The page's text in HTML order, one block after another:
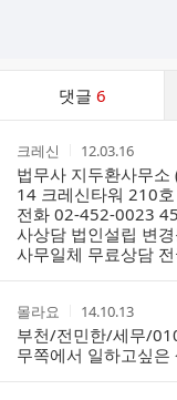
댓글 6
작
성
자
크레신
작
성
시
간
12.03.16
법무사 지두환사무
14 크레신타워 210
전화 02-452-0023
사상담 법인설립 변
사무일체 무료상담
작
성
자
몰라요
작
성
시
간
14.10.13
부천/전민한/세무/
무쪽에서 일하고싶은